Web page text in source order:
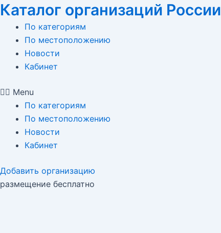
Перейти
содержимому
Каталог организаций России
По категориям
По местоположению
Новости
Кабинет
Menu
По категориям
По местоположению
Новости
Кабинет
Добавить организацию
размещение бесплатно